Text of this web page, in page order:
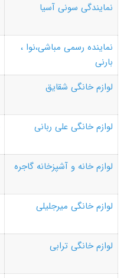
نمایندگی سونی آسیا
نماینده رسمی مباشی،نوا ،
بارنی
لوازم خانگی شقایق
لوازم خانگی علی ربانی
لوازم خانه و آشپزخانه گاجره
لوازم خانگی میرجلیلی
لوازم خانگی ترابی